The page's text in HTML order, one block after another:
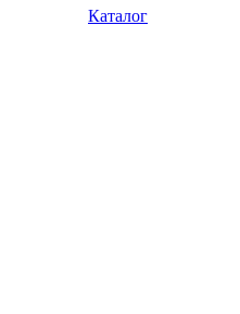
Каталог